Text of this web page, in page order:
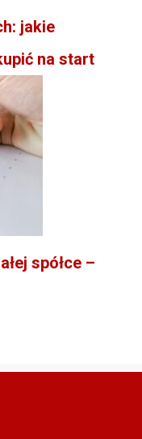
jakie
na start
spółce –